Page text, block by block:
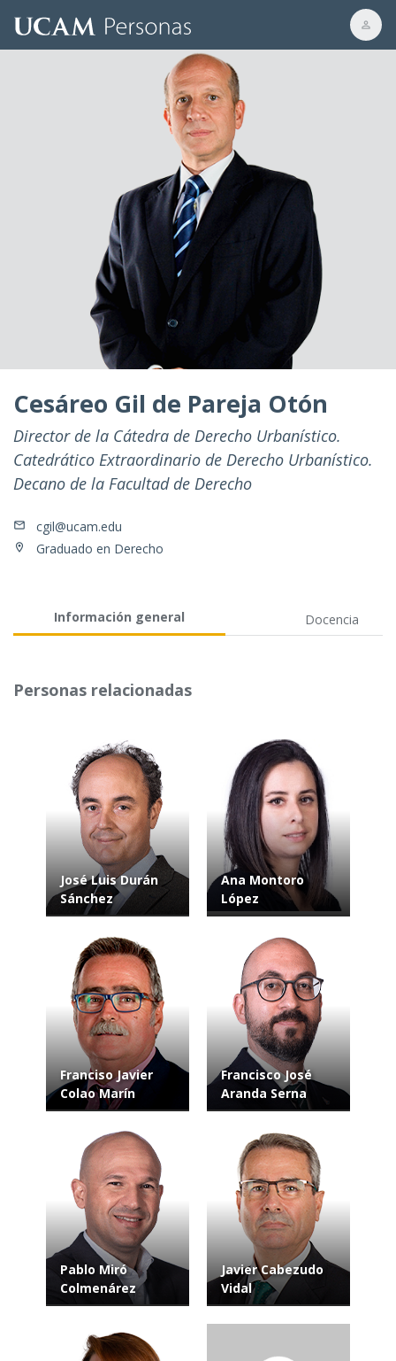
Cesáreo Gil de Pareja Otón
Director de la Cátedra de Derecho Urbanístico.
Catedrático Extraordinario de Derecho Urbanístico.
Decano de la Facultad de Derecho
cgil@ucam.edu
Graduado en Derecho
Información general Docencia
Personas relacionadas
José Luis Durán
Sánchez
Ana Montoro
López
Franciso Javier
Colao Marín
Francisco José
Aranda Serna
Pablo Miró
Colmenárez
Javier Cabezudo
Vidal